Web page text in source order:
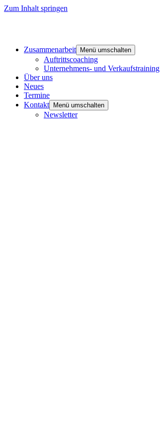
Zum Inhalt springen
Zusammenarbeit Menü umschalten
Auftrittscoaching
Unternehmens- und Verkaufstraining
Über uns
Neues
Termine
Kontakt
Menü umschalten
Newsletter